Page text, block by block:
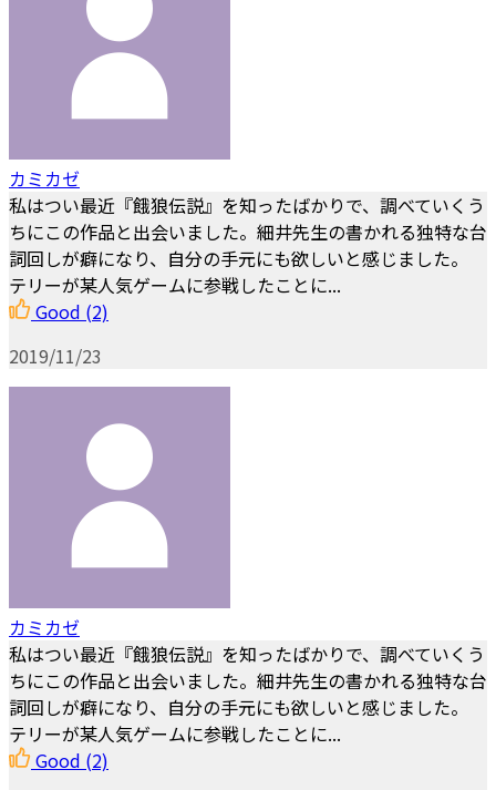
カミカゼ
私はつい最近『餓狼伝説』を知ったばかりで、調べていくう
ちにこの作品と出会いました。細井先生の書かれる独特な台
詞回しが癖になり、自分の手元にも欲しいと感じました。
テリーが某人気ゲームに参戦したことに...
Good (2)
2019/11/23
カミカゼ
私はつい最近『餓狼伝説』を知ったばかりで、調べていくう
ちにこの作品と出会いました。細井先生の書かれる独特な台
詞回しが癖になり、自分の手元にも欲しいと感じました。
テリーが某人気ゲームに参戦したことに...
Good (2)